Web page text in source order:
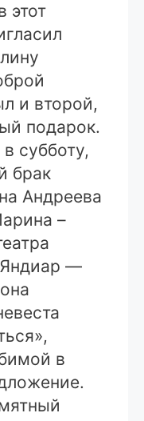
этот
и второй,
подарок.
субботу,
брак
Андреева
–
—
в